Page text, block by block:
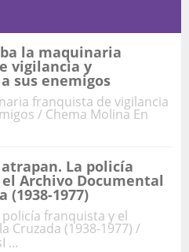
la maquinaria
vigilancia y
sus enemigos
franquista de vigilancia
/ Chema Molina En
La policía
Archivo Documental
(1938-1977)
franquista y el
Cruzada (1938-1977) /
...